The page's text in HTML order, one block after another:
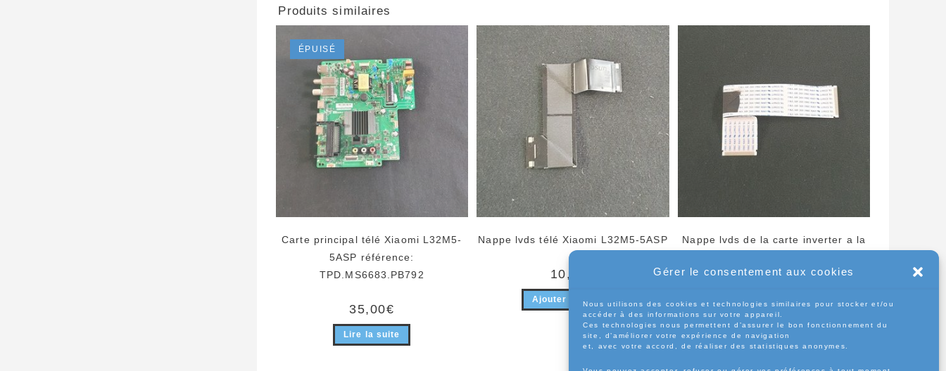
Gérer le consentement aux cookies
Nous utilisons des cookies et technologies similaires pour stocker et/ou
accéder à des informations sur votre appareil.
Ces technologies nous permettent d’assurer le bon fonctionnement du
site, d’améliorer votre expérience de navigation
et, avec votre accord, de réaliser des statistiques anonymes.
Produits similaires
ÉPUISÉ
Carte principal télé Xiaomi L32M5-
5ASP référence:
TPD.MS6683.PB792
35,00€
Lire la suite
Nappe lvds télé Xiaomi L32M5-5ASP
10,00
Ajouter au panier
Nappe lvds de la carte inverter a la
Ajouter au panier